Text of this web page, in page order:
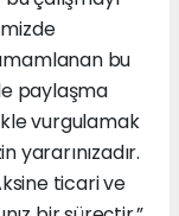
bu
paylaşma
vurgulamak
yararınızadır.
ticari ve